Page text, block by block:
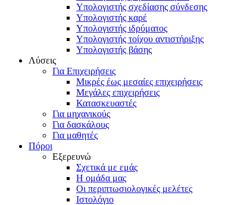
Υπολογιστής σχεδίασης σύνδεσης
Υπολογιστής καρέ
Υπολογιστής ιδρύματος
Υπολογιστής τοίχου αντιστήριξης
Υπολογιστής βάσης
Λύσεις
Για Επιχειρήσεις
Μικρές έως μεσαίες επιχειρήσεις
Μεγάλες επιχειρήσεις
Κατασκευαστές
Για μηχανικούς
Για δασκάλους
Για μαθητές
Πόροι
Εξερευνώ
Σχετικά με εμάς
Η ομάδα μας
Οι περιπτωσιολογικές μελέτες
Ιστολόγιο